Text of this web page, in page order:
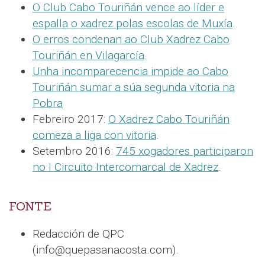
O Club Cabo Touriñán vence ao líder e
espalla o xadrez polas escolas de Muxía.
O erros condenan ao Club Xadrez Cabo
Touriñán en Vilagarcía.
Unha incomparecencia impide ao Cabo
Touriñán sumar a súa segunda vitoria na
Pobra
Febreiro 2017: O Xadrez Cabo Touriñán
comeza a liga con vitoria.
Setembro 2016: 745 xogadores participaron
no I Circuito Intercomarcal de Xadrez.
FONTE
Redacción de QPC
(info@quepasanacosta.com).